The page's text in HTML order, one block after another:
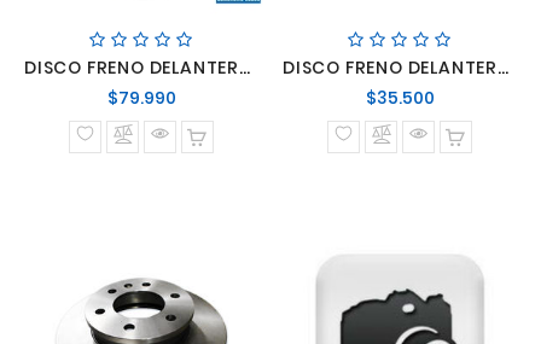
DISCO FRENO DELANTERO MERCEDES BENZ ACCELO LO-916
$79.990Precio
normal
DISCO FRENO DELANTERO SPRINTER 312-313-413
$35.500Precio
normal